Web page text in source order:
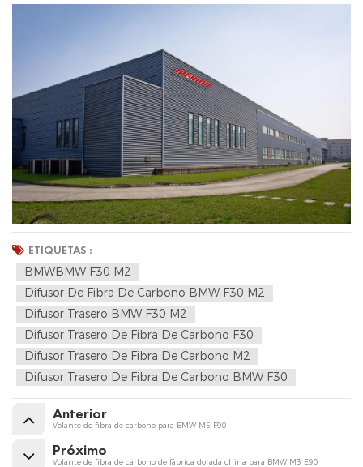
ETIQUETAS :
BMWBMW F30 M2
Difusor De Fibra De Carbono BMW F30 M2
Difusor Trasero BMW F30 M2
Difusor Trasero De Fibra De Carbono F30
Difusor Trasero De Fibra De Carbono M2
Difusor Trasero De Fibra De Carbono BMW F30
Anterior
Volante de fibra de carbono para BMW M5 F90
Próximo
Volante de fibra de carbono de fábrica dorada china para BMW M3 E90